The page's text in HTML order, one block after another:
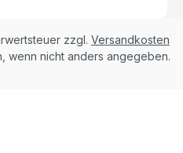
zzgl. Versandkosten
wenn nicht anders angegeben.